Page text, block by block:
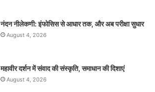
नंदन नीलेकणी: इंफोसिस से आधार तक, और अब परीक्षा सुधार
August 4, 2026
महावीर दर्शन में संवाद की संस्कृति, समाधान की दिशाएं
August 4, 2026